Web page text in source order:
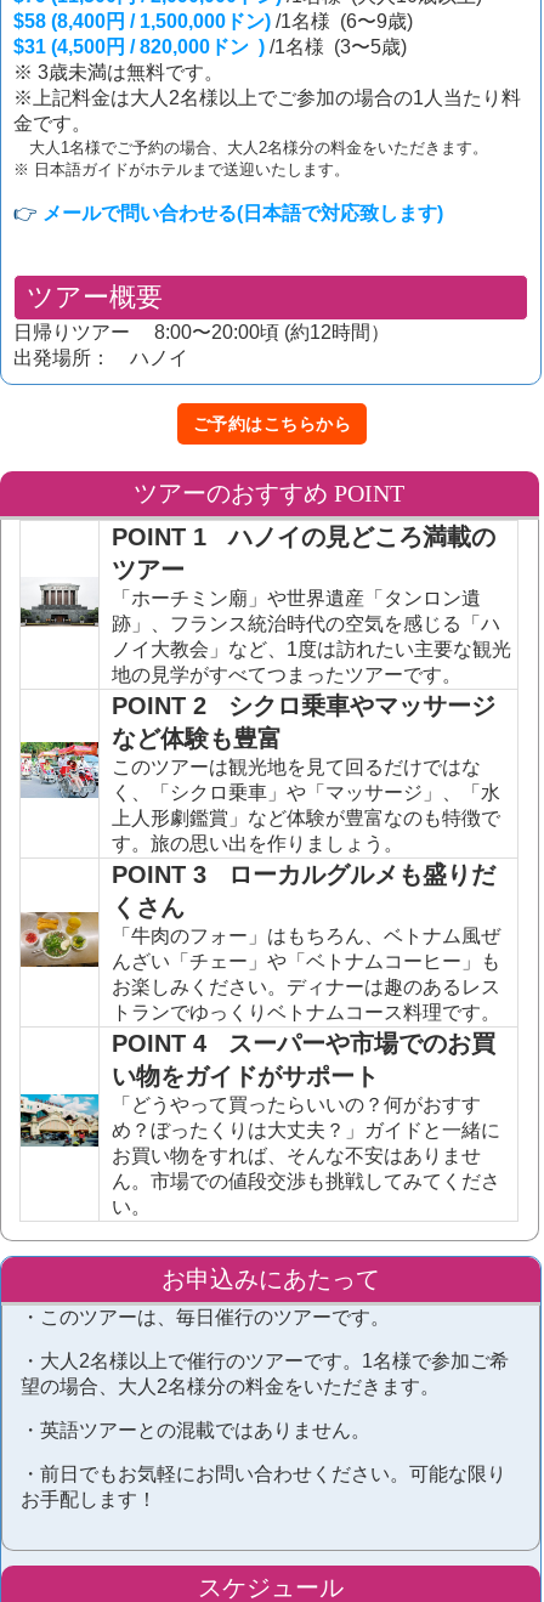
$58 (8,400円 / 1,500,000ドン) /1名様 (6〜9歳)
$31 (4,500円 / 820,000ドン ) /1名様 (3〜5歳)
※ 3歳未満は無料です。
※上記料金は大人2名様以上でご参加の場合の1人当たり料
金です。
大人1名様でご予約の場合、大人2名様分の料金をいただきます。
※ 日本語ガイドがホテルまで送迎いたします。
👉 メールで問い合わせる(日本語で対応致します)
ツアー概要
日帰りツアー 8:00〜20:00頃 (約12時間）
出発場所： ハノイ
ご予約はこちらから
ツアーのおすすめ POINT
POINT 1 ハノイの見どころ満載の
ツアー
「ホーチミン廟」や世界遺産「タンロン遺
跡」、フランス統治時代の空気を感じる「ハ
ノイ大教会」など、1度は訪れたい主要な観光
地の見学がすべてつまったツアーです。
POINT 2 シクロ乗車やマッサージ
など体験も豊富
このツアーは観光地を見て回るだけではな
く、「シクロ乗車」や「マッサージ」、「水
上人形劇鑑賞」など体験が豊富なのも特徴で
す。旅の思い出を作りましょう。
POINT 3 ローカルグルメも盛りだ
くさん
「牛肉のフォー」はもちろん、ベトナム風ぜ
んざい「チェー」や「ベトナムコーヒー」も
お楽しみください。ディナーは趣のあるレス
トランでゆっくりベトナムコース料理です。
POINT 4 スーパーや市場でのお買
い物をガイドがサポート
「どうやって買ったらいいの？何がおすす
め？ぼったくりは大丈夫？」ガイドと一緒に
お買い物をすれば、そんな不安はありませ
ん。市場での値段交渉も挑戦してみてくださ
い。
お申込みにあたって
・ このツアーは、毎日催行のツアーです。
・大人2名様以上で催行のツアーです。1名様で参加ご希
望の場合、大人2名様分の料金をいただきます。
・英語ツアーとの混載ではありません。
・前日でもお気軽にお問い合わせください。可能な限り
お手配します！
スケジュール